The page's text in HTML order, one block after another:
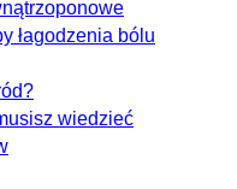
łagodzenia bólu
wiedzieć